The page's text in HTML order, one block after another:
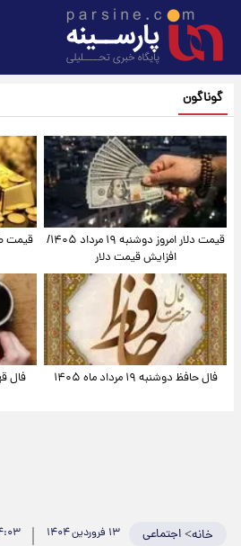
گوناگون
قیمت دلار امروز دوشنبه ۱۹ مرداد ۱۴۰۵/
افزایش قیمت دلار
فال حافظ دوشنبه ۱۹ مرداد ماه ۱۴۰۵
خانه>اجتماعی ۱۳ فروردین ۱۴۰۴